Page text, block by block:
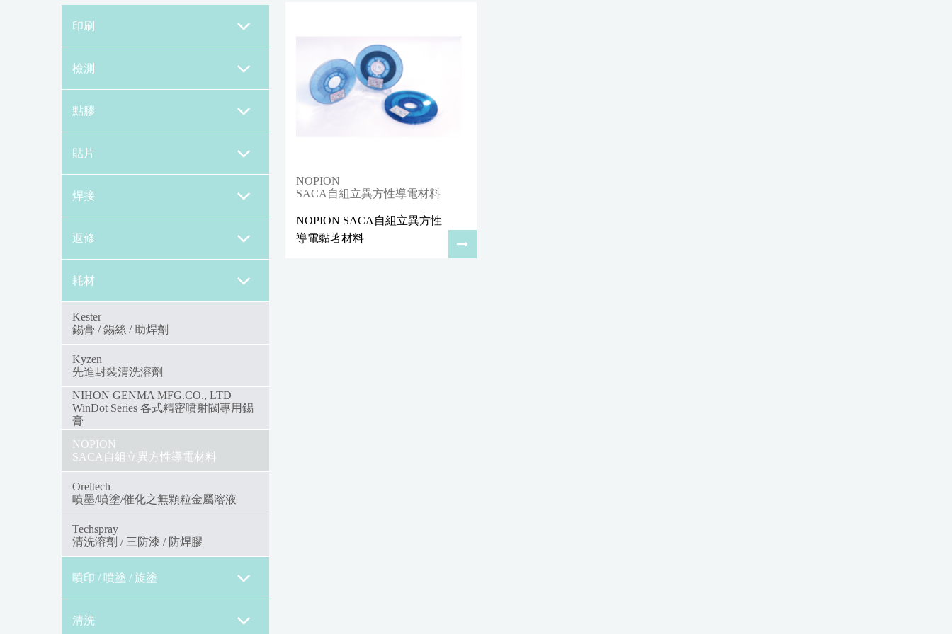
印刷
檢測
點膠
貼片
焊接
返修
耗材
Kester
錫膏 / 錫絲 / 助焊劑
Kyzen
先進封裝清洗溶劑
NIHON GENMA MFG.CO., LTD
WinDot Series 各式精密噴射閥專用錫
膏
NOPION
SACA自組立異方性導電材料
Oreltech
噴墨/噴塗/催化之無顆粒金屬溶液
Techspray
清洗溶劑 / 三防漆 / 防焊膠
噴印 / 噴塗 / 旋塗
清洗
NOPION
SACA自組立異方性導電材料
NOPION SACA自組立異方性
導電黏著材料